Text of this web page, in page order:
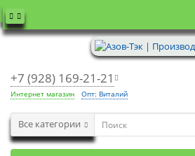
+7 (928) 169-21-21
Интернет магазин Опт: Виталий
Все категории